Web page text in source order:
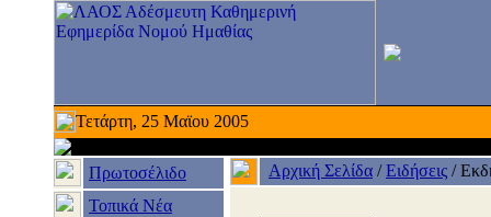
Τετάρτη, 25 Μαϊου 2005
Πρωτοσέλιδο
Τοπικά Νέα
Αρχική Σελίδα /Ειδήσεις /